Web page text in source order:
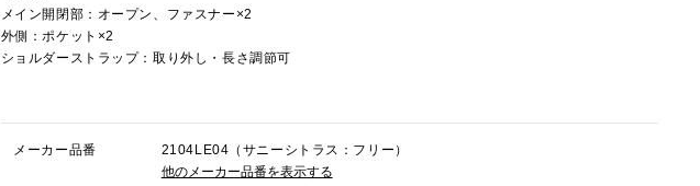
メイン開閉部：オープン、ファスナー×2
外側：ポケット×2
ショルダーストラップ：取り外し・長さ調節可
メーカー品番
2104LE04（サニーシトラス：フリー）
他のメーカー品番を表示する